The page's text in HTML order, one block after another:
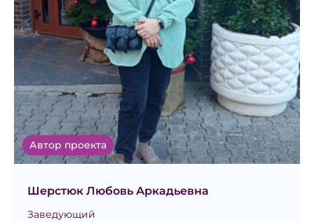
Автор проекта
Шерстюк Любовь Аркадьевна
Заведующий